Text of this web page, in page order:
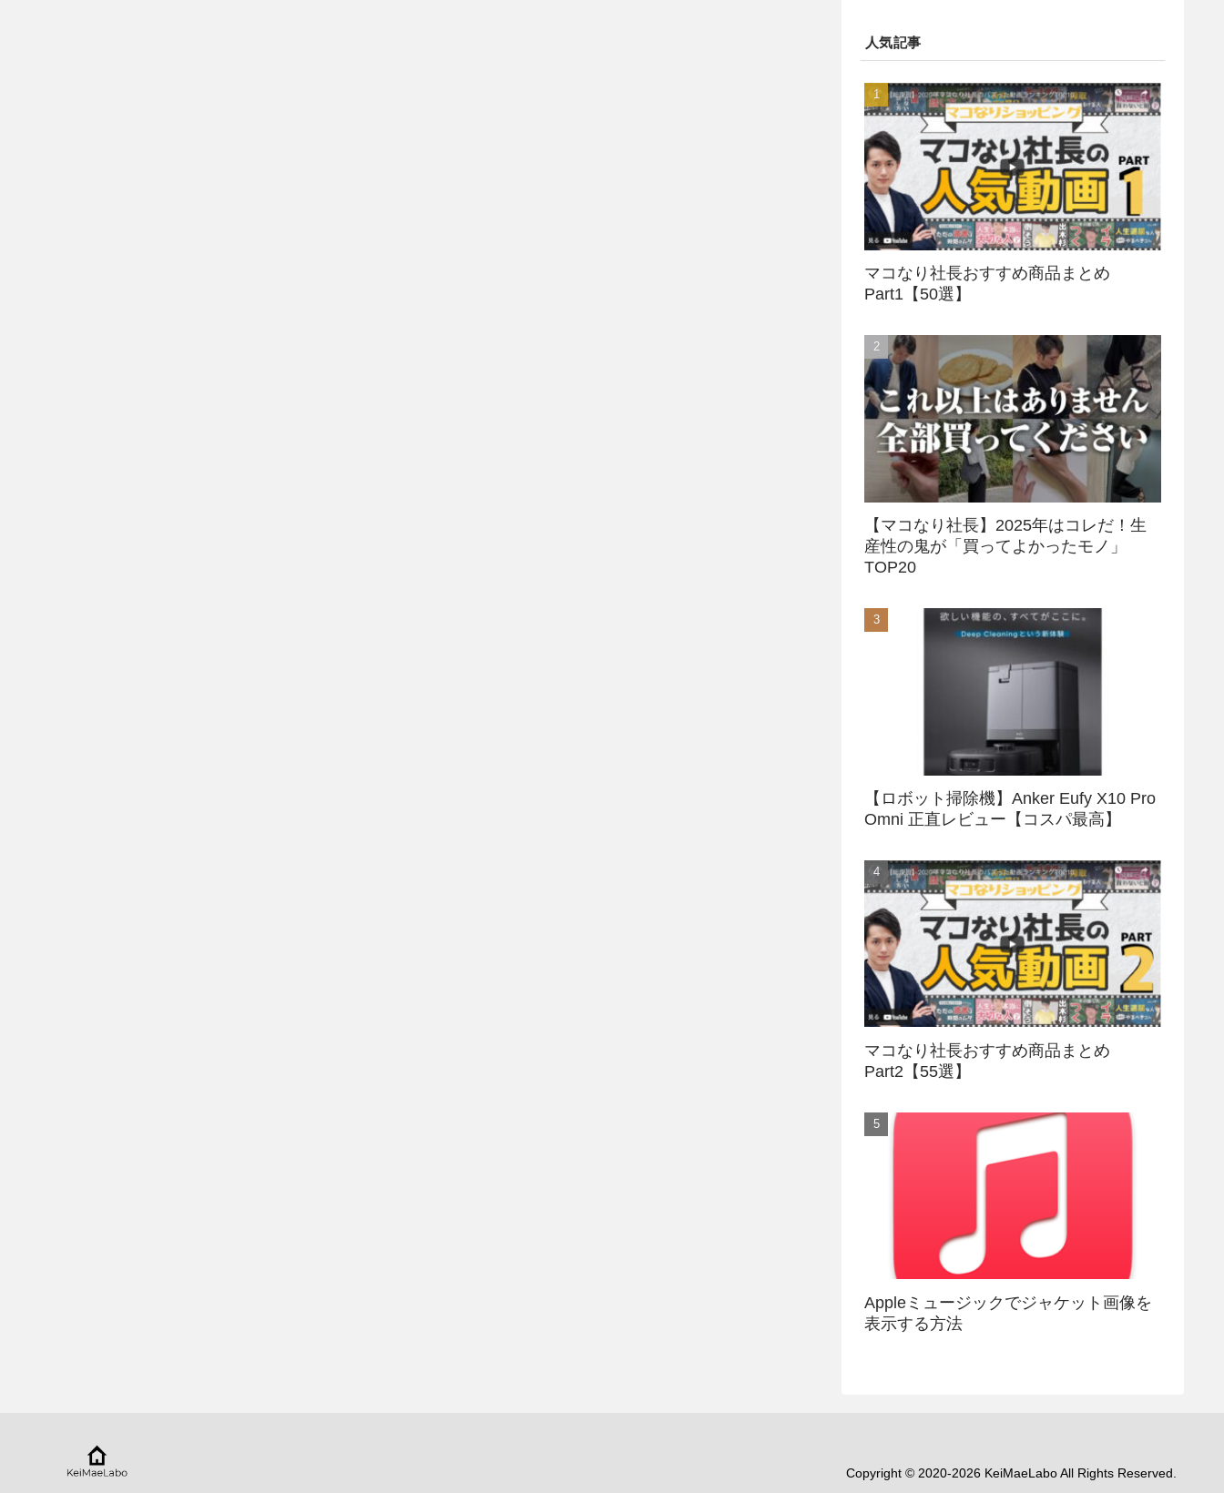
人気記事
マコなり社長おすすめ商品まとめ
Part1【50選】
【マコなり社長】2025年はコレだ！生
産性の鬼が「買ってよかったモノ」
TOP20
【ロボット掃除機】Anker Eufy X10 Pro
Omni 正直レビュー【コスパ最高】
マコなり社長おすすめ商品まとめ
Part2【55選】
Appleミュージックでジャケット画像を
表示する方法
Copyright © 2020-2026 KeiMaeLabo All Rights Reserved.